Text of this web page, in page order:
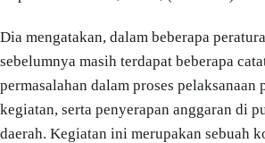
Dia mengatakan, dalam beberapa
sebelumnya masih terdapat beberapa
permasalahan dalam proses pelaksanaan
kegiatan, serta penyerapan anggaran di
daerah. Kegiatan ini merupakan sebuah